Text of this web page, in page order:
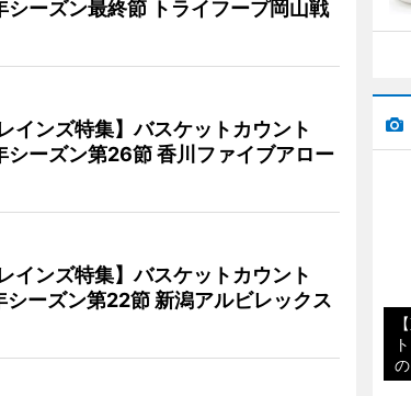
ーズン最終節 トライフープ岡山戦
インズ特集】バスケットカウント
ーズン第26節 香川ファイブアロー
インズ特集】バスケットカウント
ーズン第22節 新潟アルビレックス